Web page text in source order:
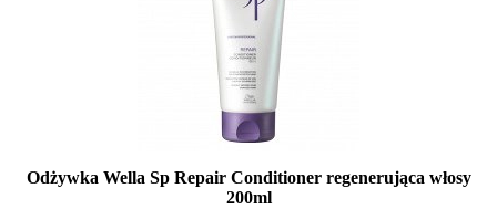
Odżywka Wella Sp Repair Conditioner regenerująca włosy
200ml